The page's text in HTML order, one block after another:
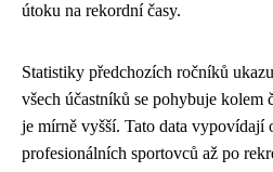
útoku na rekordní časy.
Statistiky předchozích ročníků
všech účastníků se pohybuje kolem
je mírně vyšší. Tato data vypovídají
profesionálních sportovců až po